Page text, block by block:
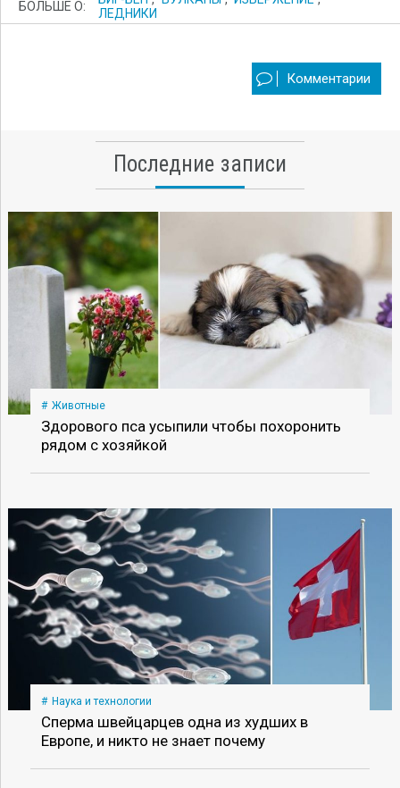
БОЛЬШЕ О:
ЛЕДНИКИ
Комментарии
Последние записи
Животные
Здорового пса усыпили чтобы похоронить
рядом с хозяйкой
Наука и технологии
Сперма швейцарцев одна из худших в
Европе, и никто не знает почему